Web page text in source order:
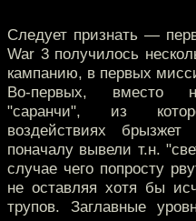
Следует признать —
War 3 получилось
кампанию, в первых
Во-первых, вместо
"саранчи", из
воздействиях
поначалу вывели т.н.
случае чего попросту
не оставляя хотя бы
трупов. Заглавные